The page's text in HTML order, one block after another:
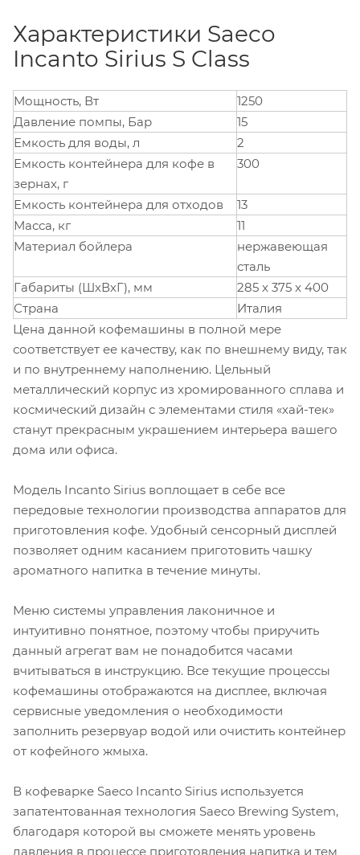
Характеристики Saeco
Incanto Sirius S Class
Мощность, Вт
1250
Давление помпы, Бар
15
Емкость для воды, л
2
Емкость контейнера для кофе в
зернах, г
300
Емкость контейнера для отходов
13
Масса, кг
11
Материал бойлера
нержавеющая
сталь
Габариты (ШхВхГ), мм
285 x 375 x 400
Страна
Италия
Цена данной кофемашины в полной мере
соответствует ее качеству, как по внешнему виду, так
и по внутреннему наполнению. Цельный
металлический корпус из хромированного сплава и
космический дизайн с элементами стиля «хай-тек»
станут прекрасным украшением интерьера вашего
дома или офиса.
Модель Incanto Sirius воплощает в себе все
передовые технологии производства аппаратов для
приготовления кофе. Удобный сенсорный дисплей
позволяет одним касанием приготовить чашку
ароматного напитка в течение минуты.
Меню системы управления лаконичное и
интуитивно понятное, поэтому чтобы приручить
данный агрегат вам не понадобится часами
вчитываться в инструкцию. Все текущие процессы
кофемашины отображаются на дисплее, включая
сервисные уведомления о необходимости
заполнить резервуар водой или очистить контейнер
от кофейного жмыха.
В кофеварке Saeco Incanto Sirius используется
запатентованная технология Saeco Brewing System,
благодаря которой вы сможете менять уровень
давления в процессе приготовления напитка и тем